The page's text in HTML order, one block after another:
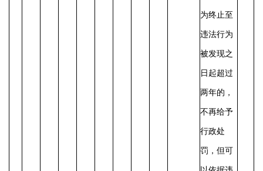
为终止至
违法行为
被发现之
日起超过
两年的，
不再给予
行政处
罚，但可